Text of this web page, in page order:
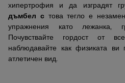
хипертрофия и да изградят
дъмбел стова тегло е
упражнения като лежанка,
Почувствайте гордост от
наблюдавайте как физиката ви
атлетичен вид.